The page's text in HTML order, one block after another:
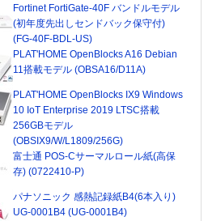
Fortinet FortiGate-40F バンドルモデル
(初年度先出しセンドバック保守付)
(FG-40F-BDL-US)
PLAT'HOME OpenBlocks A16 Debian
11搭載モデル (OBSA16/D11A)
PLAT'HOME OpenBlocks IX9 Windows
10 IoT Enterprise 2019 LTSC搭載
256GBモデル
(OBSIX9/W/L1809/256G)
富士通 POS-Cサーマルロール紙(高保
存) (0722410-P)
パナソニック 感熱記録紙B4(6本入り)
UG-0001B4 (UG-0001B4)